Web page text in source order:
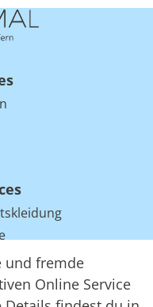
und fremde
Online Service
Arbeitskleidung
mit RFID